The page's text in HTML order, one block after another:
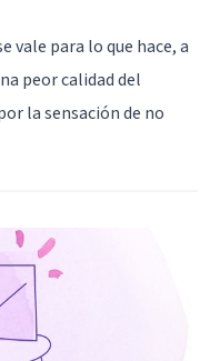
vale para lo que hace, a
peor calidad del
la sensación de no